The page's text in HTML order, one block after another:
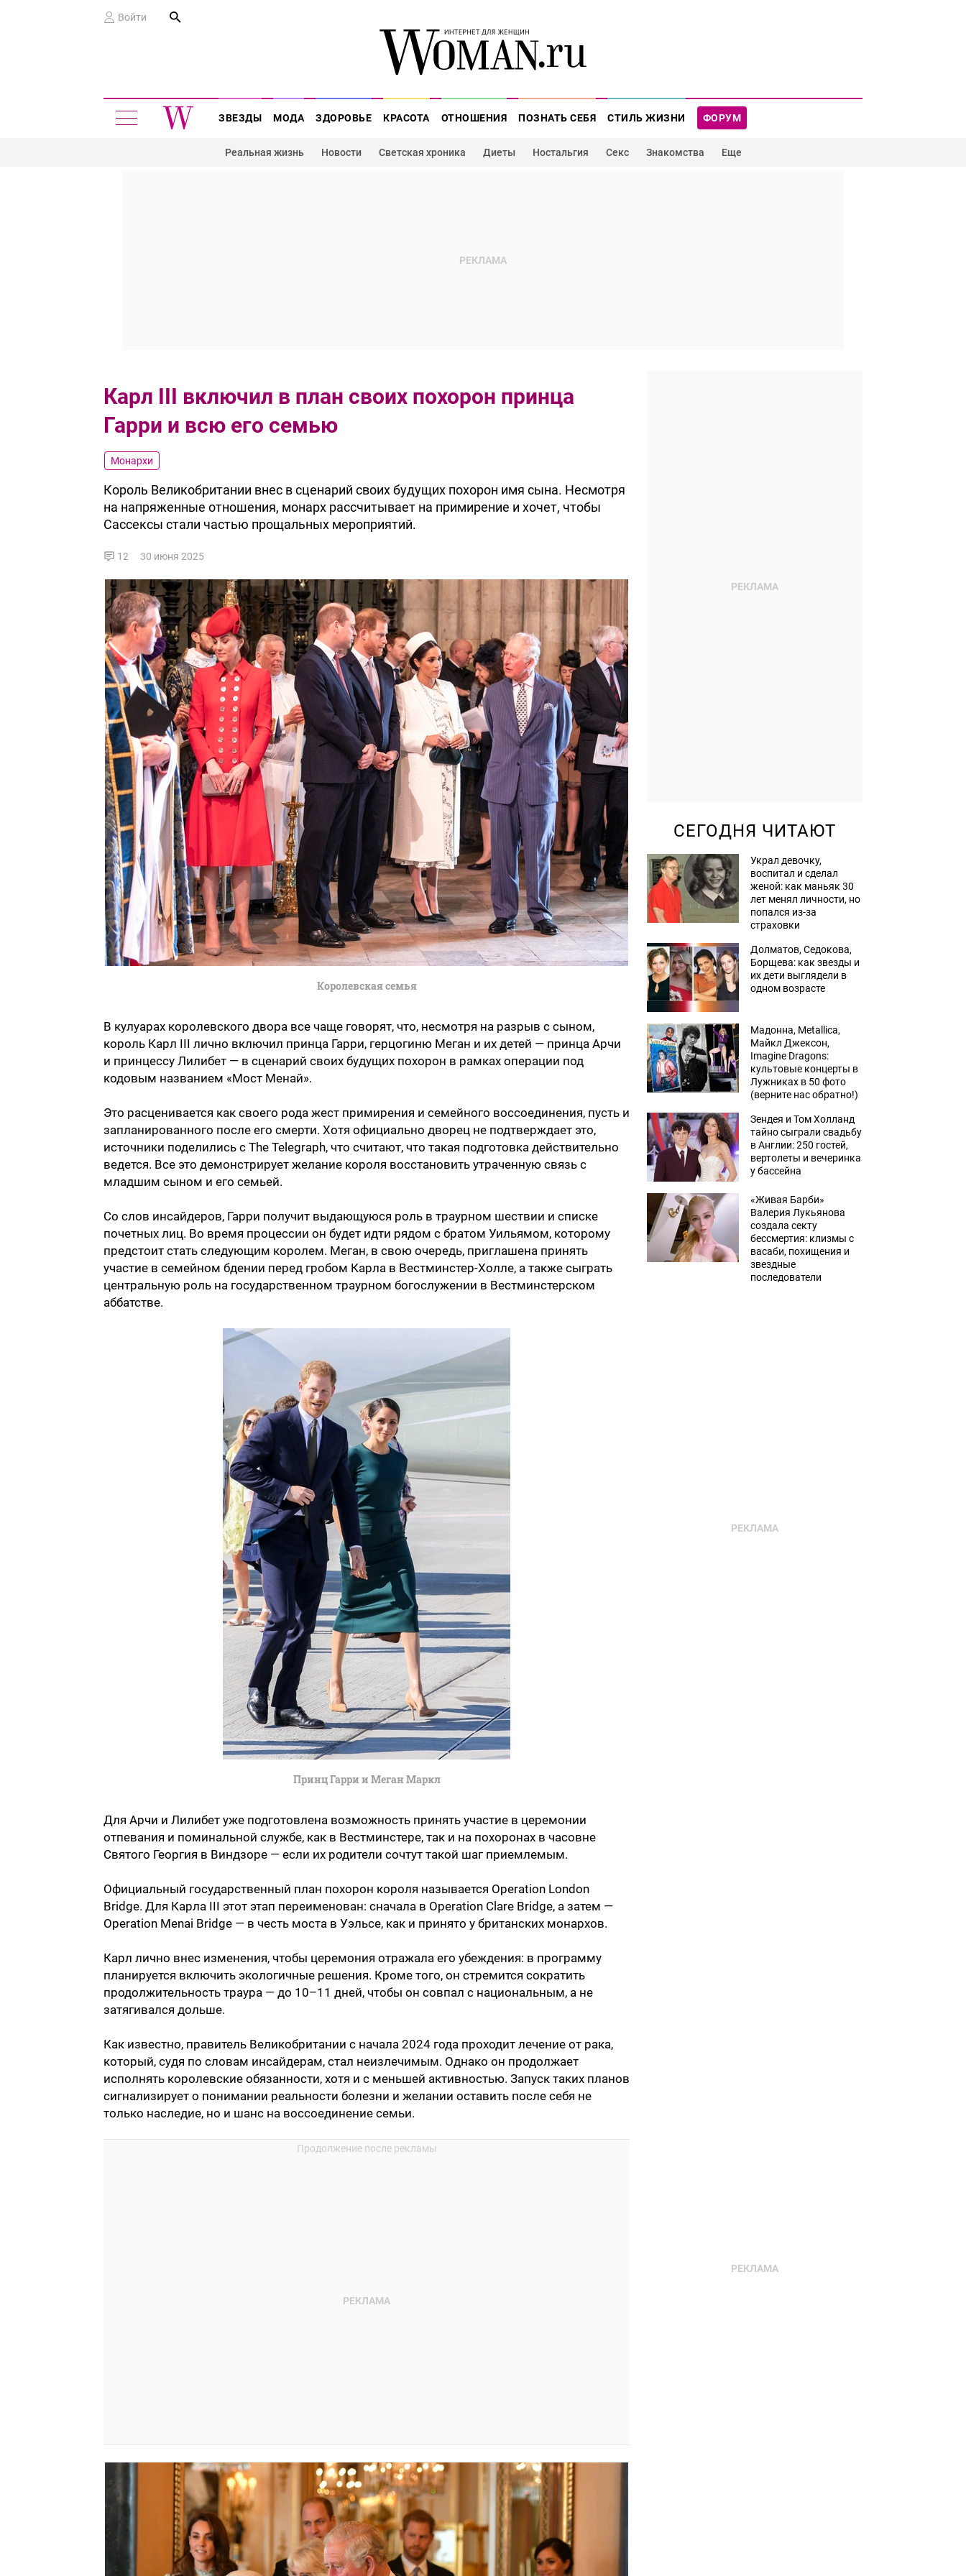
Войти
ФОРУМ
ЗВЕЗДЫ МОДА ЗДОРОВЬЕ КРАСОТА ОТНОШЕНИЯ ПОЗНАТЬ СЕБЯ СТИЛЬ ЖИЗНИ
Реальная жизнь Новости Светская хроника Диеты Ностальгия Секс Знакомства Еще
Карл III включил в план своих похорон принца
Гарри и всю его семью
Монархи
Король Великобритании внес в сценарий своих будущих похорон имя сына. Несмотря
на напряженные отношения, монарх рассчитывает на примирение и хочет, чтобы
Сассексы стали частью прощальных мероприятий.
12 30 июня 2025
Королевская семья
В кулуарах королевского двора все чаще говорят, что, несмотря на разрыв с сыном,
король Карл III лично включил принца Гарри, герцогиню Меган и их детей — принца Арчи
и принцессу Лилибет — в сценарий своих будущих похорон в рамках операции под
кодовым названием «Мост Менай».
Это расценивается как своего рода жест примирения и семейного воссоединения, пусть и
запланированного после его смерти. Хотя официально дворец не подтверждает это,
источники поделились с The Telegraph, что считают, что такая подготовка действительно
ведется. Все это демонстрирует желание короля восстановить утраченную связь с
младшим сыном и его семьей.
Со слов инсайдеров, Гарри получит выдающуюся роль в траурном шествии и списке
почетных лиц. Во время процессии он будет идти рядом с братом Уильямом, которому
предстоит стать следующим королем. Меган, в свою очередь, приглашена принять
участие в семейном бдении перед гробом Карла в Вестминстер-Холле, а также сыграть
центральную роль на государственном траурном богослужении в Вестминстерском
аббатстве.
Принц Гарри и Меган Маркл
Для Арчи и Лилибет уже подготовлена возможность принять участие в церемонии
отпевания и поминальной службе, как в Вестминстере, так и на похоронах в часовне
Святого Георгия в Виндзоре — если их родители сочтут такой шаг приемлемым.
Официальный государственный план похорон короля называется Operation London
Bridge. Для Карла III этот этап переименован: сначала в Operation Clare Bridge, а затем —
Operation Menai Bridge — в честь моста в Уэльсе, как и принято у британских монархов.
Карл лично внес изменения, чтобы церемония отражала его убеждения: в программу
планируется включить экологичные решения. Кроме того, он стремится сократить
продолжительность траура — до 10–11 дней, чтобы он совпал с национальным, а не
затягивался дольше.
Как известно, правитель Великобритании с начала 2024 года проходит лечение от рака,
который, судя по словам инсайдерам, стал неизлечимым. Однако он продолжает
исполнять королевские обязанности, хотя и с меньшей активностью. Запуск таких планов
сигнализирует о понимании реальности болезни и желании оставить после себя не
только наследие, но и шанс на воссоединение семьи.
СЕГОДНЯ ЧИТАЮТ
Украл девочку,
воспитал и сделал
женой: как маньяк 30
лет менял личности, но
попался из-за
страховки
Долматов, Седокова,
Борщева: как звезды и
их дети выглядели в
одном возрасте
Мадонна, Metallica,
Майкл Джексон,
Imagine Dragons:
культовые концерты в
Лужниках в 50 фото
(верните нас обратно!)
Зендея и Том Холланд
тайно сыграли свадьбу
в Англии: 250 гостей,
вертолеты и вечеринка
у бассейна
«Живая Барби»
Валерия Лукьянова
создала секту
бессмертия: клизмы с
васаби, похищения и
звездные
последователи